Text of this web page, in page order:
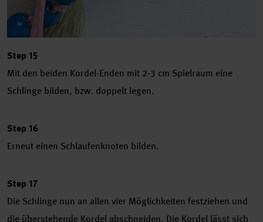
Step 15
Mit den beiden Kordel-Enden mit 2-3 cm Spielraum eine
Schlinge bilden, bzw. doppelt legen.
Step 16
Erneut einen Schlaufenknoten bilden.
Step 17
Die Schlinge nun an allen vier Möglichkeiten festziehen und
die überstehende Kordel abschneiden. Die Kordel lässt sich